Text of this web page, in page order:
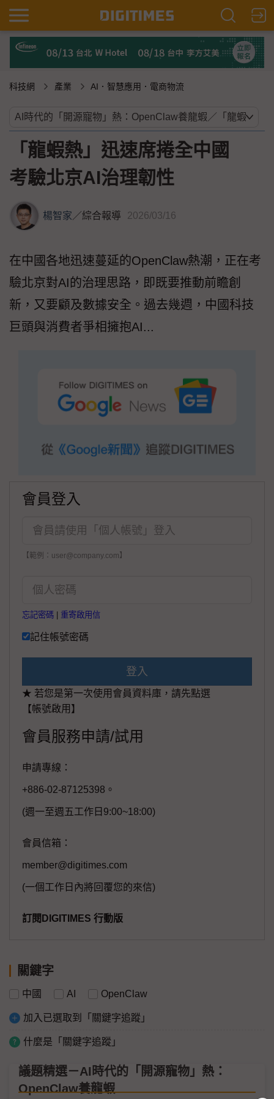
科技網 產業 AI．智慧應用．電商物流
「龍蝦熱」迅速席捲全中國
考驗北京AI治理韌性
楊智家／綜合報導 2026/03/16
在中國各地迅速蔓延的OpenClaw熱潮，正在考
驗北京對AI的治理思路，即既要推動前瞻創
新，又要顧及數據安全。過去幾週，中國科技
巨頭與消費者爭相擁抱AI...
會員登入
【範例：user@company.com】
忘記密碼 重寄啟用信
記住帳號密碼
登入
★ 若您是第一次使用會員資料庫，請先點選
【帳號啟用】
會員服務申請/試用
申請專線：
+886-02-87125398。
(週一至週五工作日9:00~18:00)
會員信箱：
member@digitimes.com
(一個工作日內將回覆您的來信)
訂閱DIGITIMES 行動版
關鍵字
中國 AI OpenClaw
加入已選取到「關鍵字追蹤」
什麼是「關鍵字追蹤」
議題精選－AI時代的「開源寵物」熱：
OpenClaw養龍蝦